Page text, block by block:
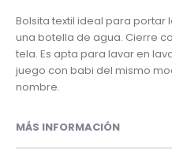
Bolsita textil ideal para portar
una botella de agua. Cierre
tela. Es apta para lavar en
juego con babi del mismo
nombre.
MÁS INFORMACIÓN